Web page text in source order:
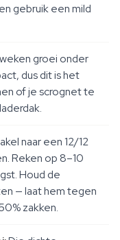
gebruik een mild
groei onder
dus dit is het
of je scrognet te
naar een 12/12
Reken op 8–10
Houd de
— laat hem tegen
zakken.